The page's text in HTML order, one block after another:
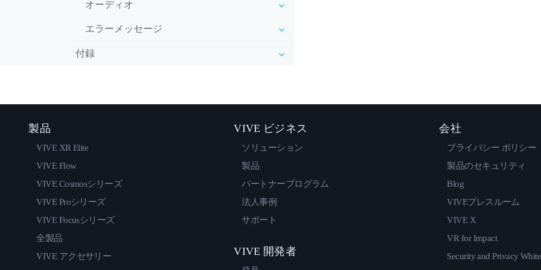
オーディオ
エラーメッセージ
付録
製品
VIVE XR Elite
VIVE Flow
VIVE Cosmosシリーズ
VIVE Proシリーズ
VIVE Focusシリーズ
全製品
VIVE アクセサリー
VIVE ビジネス
ソリューション
製品
パートナープログラム
法人事例
サポート
VIVE 開発者
会社
プライバシー ポリシー
製品のセキュリティ
Blog
VIVEプレスルーム
VIVE X
VR for Impact
Security and Privacy